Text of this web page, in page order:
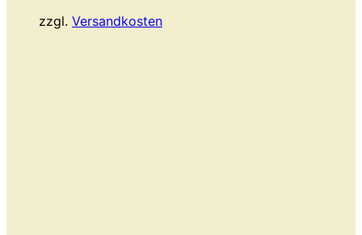
war:
ist:
zzgl. Versandkosten